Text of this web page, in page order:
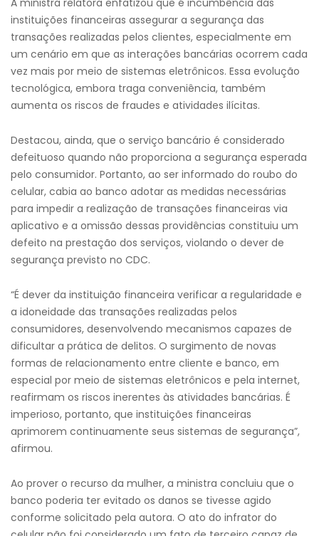
A ministra relatora enfatizou que é incumbência das
instituições financeiras assegurar a segurança das
transações realizadas pelos clientes, especialmente em
um cenário em que as interações bancárias ocorrem cada
vez mais por meio de sistemas eletrônicos. Essa evolução
tecnológica, embora traga conveniência, também
aumenta os riscos de fraudes e atividades ilícitas.
Destacou, ainda, que o serviço bancário é considerado
defeituoso quando não proporciona a segurança esperada
pelo consumidor. Portanto, ao ser informado do roubo do
celular, cabia ao banco adotar as medidas necessárias
para impedir a realização de transações financeiras via
aplicativo e a omissão dessas providências constituiu um
defeito na prestação dos serviços, violando o dever de
segurança previsto no CDC.
“É dever da instituição financeira verificar a regularidade e
a idoneidade das transações realizadas pelos
consumidores, desenvolvendo mecanismos capazes de
dificultar a prática de delitos. O surgimento de novas
formas de relacionamento entre cliente e banco, em
especial por meio de sistemas eletrônicos e pela internet,
reafirmam os riscos inerentes às atividades bancárias. É
imperioso, portanto, que instituições financeiras
aprimorem continuamente seus sistemas de segurança”,
afirmou.
Ao prover o recurso da mulher, a ministra concluiu que o
banco poderia ter evitado os danos se tivesse agido
conforme solicitado pela autora. O ato do infrator do